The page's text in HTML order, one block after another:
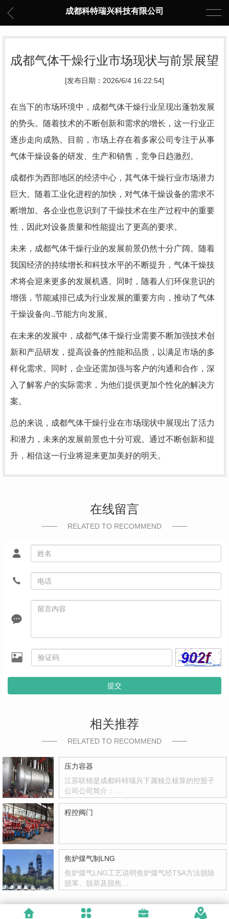
成都科特瑞兴科技有限公司
成都气体干燥行业市场现状与前景展望
[发布日期：2026/6/4 16:22:54]
在当下的市场环境中，成都气体干燥行业呈现出蓬勃发展
的势头。随着技术的不断创新和需求的增长，这一行业正
逐步走向成熟。目前，市场上存在着多家公司专注于从事
气体干燥设备的研发、生产和销售，竞争日趋激烈。
成都作为西部地区的经济中心，其气体干燥行业市场潜力
巨大。随着工业化进程的加快，对气体干燥设备的需求不
断增加。各企业也意识到了干燥技术在生产过程中的重要
性，因此对设备质量和性能提出了更高的要求。
未来，成都气体干燥行业的发展前景仍然十分广阔。随着
我国经济的持续增长和科技水平的不断提升，气体干燥技
术将会迎来更多的发展机遇。同时，随着人们环保意识的
增强，节能减排已成为行业发展的重要方向，推动了气体
干燥设备向..节能方向发展。
在未来的发展中，成都气体干燥行业需要不断加强技术创
新和产品研发，提高设备的性能和品质，以满足市场的多
样化需求。同时，企业还需加强与客户的沟通和合作，深
入了解客户的实际需求，为他们提供更加个性化的解决方
案。
总的来说，成都气体干燥行业在市场现状中展现出了活力
和潜力，未来的发展前景也十分可观。通过不断创新和提
升，相信这一行业将迎来更加美好的明天。
在线留言
RELATED TO RECOMMEND
提交
相关推荐
RELATED TO RECOMMEND
压力容器
江苏联锦是成都科特瑞兴下属独立核算的控股子
公司公司简介：…
程控阀门
焦炉煤气制LNG
焦炉煤气LNG工艺说明焦炉煤气经TSA方法脱除
脱苯、脱萘及脱焦…